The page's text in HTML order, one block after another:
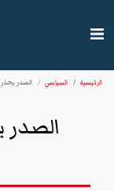
الرئيسية السياسي الصدر